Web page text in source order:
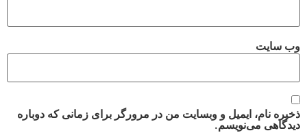
وب‌ سایت
ذخیره نام، ایمیل و وبسایت من در مرورگر برای زمانی که دوباره
دیدگاهی می‌نویسم.